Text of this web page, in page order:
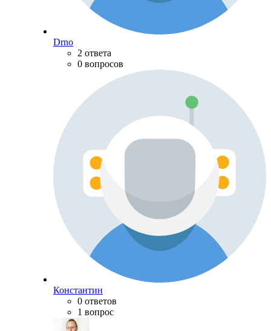
Drno
2 ответа
0 вопросов
Константин
0 ответов
1 вопрос